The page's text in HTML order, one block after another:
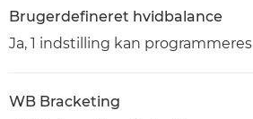
Brugerdefineret hvidbalance
Ja, 1 indstilling kan programmeres
WB Bracketing